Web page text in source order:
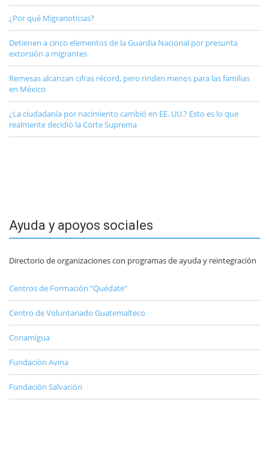
¿Por qué Migranoticias?
Detienen a cinco elementos de la Guardia Nacional por presunta
extorsión a migrantes
Remesas alcanzan cifras récord, pero rinden menos para las familias
en México
¿La ciudadanía por nacimiento cambió en EE. UU.? Esto es lo que
realmente decidió la Corte Suprema
Ayuda y apoyos sociales
Directorio de organizaciones con programas de ayuda y reintegración
Centros de Formación “Quédate”
Centro de Voluntariado Guatemalteco
Conamigua
Fundación Avina
Fundación Salvación